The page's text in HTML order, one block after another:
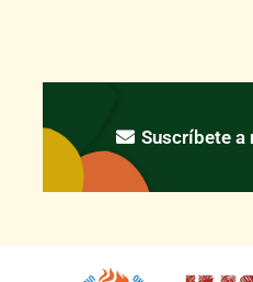
Suscríbete a